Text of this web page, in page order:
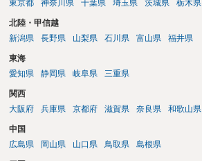
東京都
神奈川県 千葉県 埼玉県 茨城県 栃木県
北陸・甲信越
新潟県
長野県 山梨県 石川県 富山県 福井県
東海
愛知県
静岡県 岐阜県 三重県
関西
大阪府
兵庫県 京都府 滋賀県 奈良県 和歌山県
中国
広島県
岡山県 山口県 鳥取県 島根県